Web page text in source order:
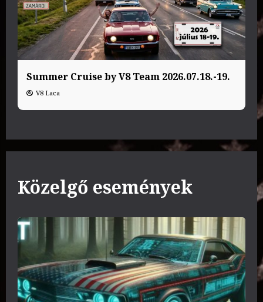
Summer Cruise by V8 Team 2026.07.18.-19.
V8 Laca
Közelgő események